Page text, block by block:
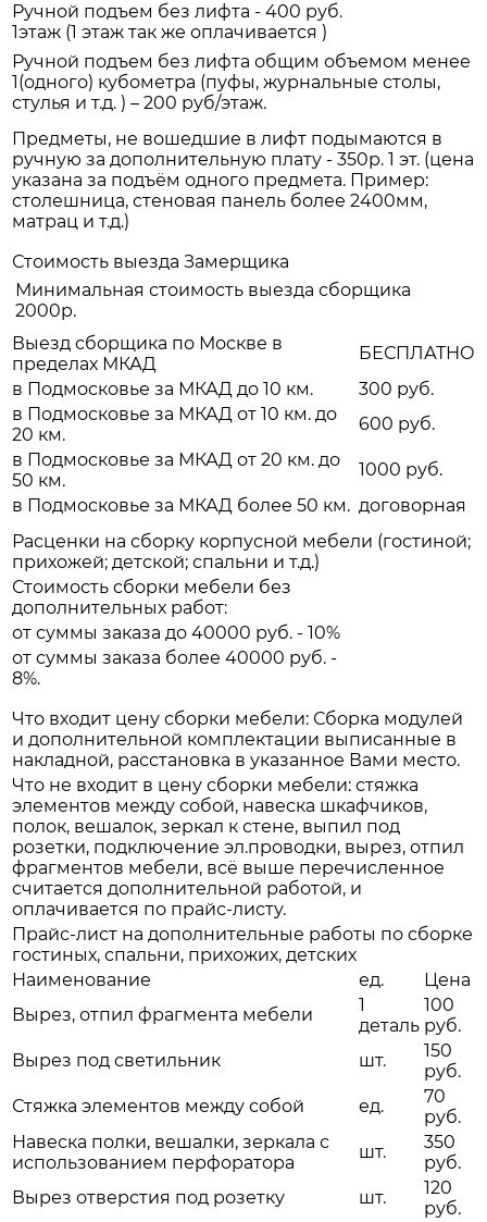
Ручной подъем без лифта - 400 руб.
1этаж (1 этаж так же оплачивается )
Ручной подъем без лифта общим объемом менее
1(одного) кубометра (пуфы, журнальные столы,
стулья и т.д. ) – 200 руб/этаж.
Предметы, не вошедшие в лифт подымаются в
ручную за дополнительную плату - 350р. 1 эт. (цена
указана за подъём одного предмета. Пример:
столешница, стеновая панель более 2400мм,
матрац и т.д.)
Стоимость выезда Замерщика
Минимальная стоимость выезда сборщика
2000р.
Выезд сборщика по Москве в
пределах МКАД
БЕСПЛАТНО
в Подмосковье за МКАД до 10 км.
300 руб.
в Подмосковье за МКАД от 10 км. до
20 км.
600 руб.
в Подмосковье за МКАД от 20 км. до
50 км.
1000 руб.
в Подмосковье за МКАД более 50 км. договорная
Расценки на сборку корпусной мебели (гостиной;
прихожей; детской; спальни и т.д.)
Стоимость сборки мебели без
дополнительных работ:
от суммы заказа до 40000 руб. - 10%
от суммы заказа более 40000 руб. -
8%.
Что входит цену сборки мебели: Сборка модулей
и дополнительной комплектации выписанные в
накладной, расстановка в указанное Вами место.
Что не входит в цену сборки мебели: стяжка
элементов между собой, навеска шкафчиков,
полок, вешалок, зеркал к стене, выпил под
розетки, подключение эл.проводки, вырез, отпил
фрагментов мебели, всё выше перечисленное
считается дополнительной работой, и
оплачивается по прайс-листу.
Прайс-лист на дополнительные работы по сборке
гостиных, спальни, прихожих, детских
Наименование
ед.
Цена
Вырез, отпил фрагмента мебели
1
деталь
100
руб.
Вырез под светильник
шт.
150
руб.
Стяжка элементов между собой
ед.
70
руб.
Навеска полки, вешалки, зеркала с
использованием перфоратора
шт.
350
руб.
Вырез отверстия под розетку
шт.
120
руб.